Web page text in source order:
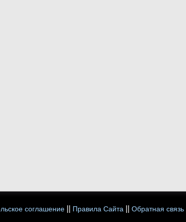
соглашение Правила Сайта Обратная связь